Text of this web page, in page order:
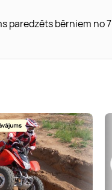
paredzēts bērniem no 7